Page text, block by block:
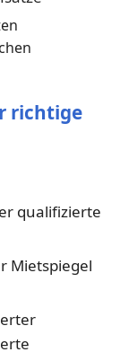
richtige
qualifizierte
Mietspiegel